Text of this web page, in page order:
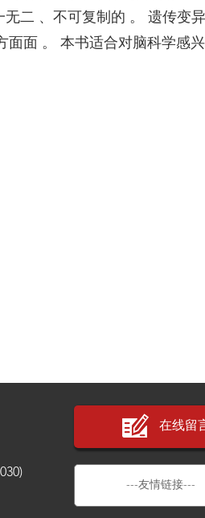
二 、不可复制的 。 遗传变
面 。 本书适合对脑科学感兴
在线留